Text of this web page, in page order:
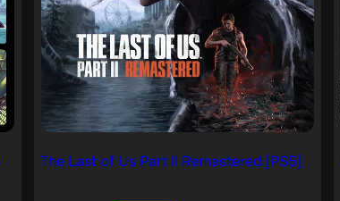
The Last of Us Part II Remastered [PS5]